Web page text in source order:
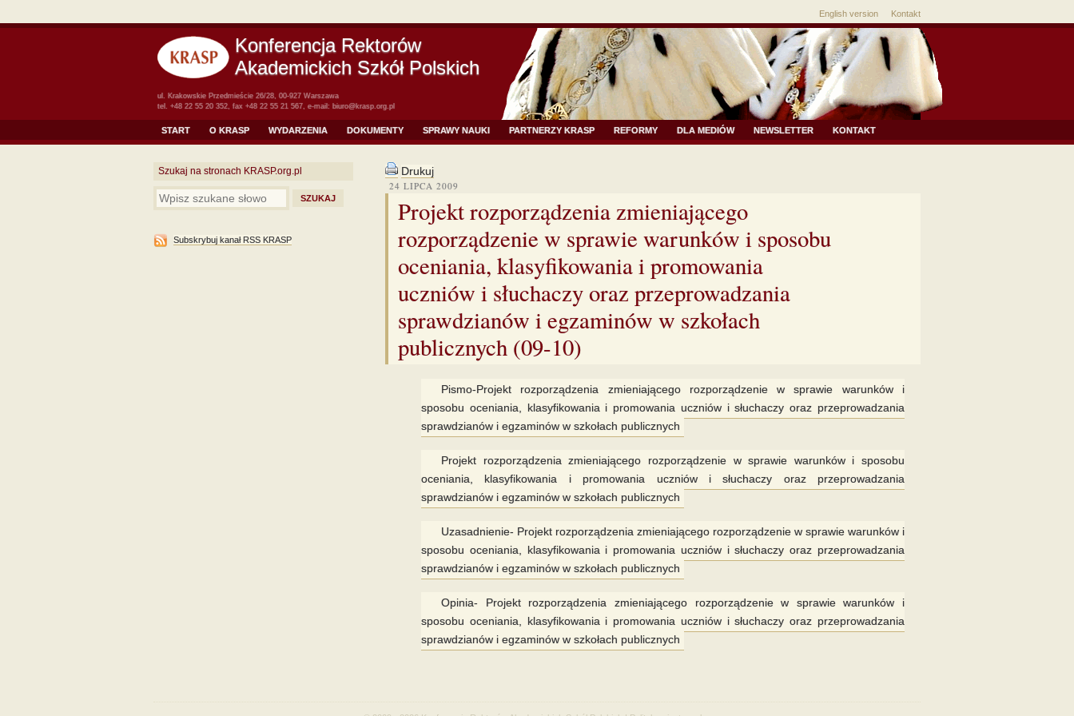
English version Kontakt
Konferencja Rektorów
Akademickich Szkół Polskich
ul. Krakowskie Przedmieście 26/28, 00-927 Warszawa
tel. +48 22 55 20 352, fax +48 22 55 21 567, e-mail: biuro@krasp.org.pl
START O KRASP WYDARZENIA DOKUMENTY SPRAWY NAUKI PARTNERZY KRASP REFORMY DLA MEDIÓW NEWSLETTER KONTAKT
Szukaj na stronach KRASP.org.pl
Subskrybuj kanał RSS KRASP
Drukuj
24 LIPCA 2009
Projekt rozporządzenia zmieniającego
rozporządzenie w sprawie warunków i sposobu
oceniania, klasyfikowania i promowania
uczniów i słuchaczy oraz przeprowadzania
sprawdzianów i egzaminów w szkołach
publicznych (09-10)
Pismo-Projekt rozporządzenia zmieniającego rozporządzenie w sprawie warunków i
sposobu oceniania, klasyfikowania i promowania uczniów i słuchaczy oraz przeprowadzania
sprawdzianów i egzaminów w szkołach publicznych
Projekt rozporządzenia zmieniającego rozporządzenie w sprawie warunków i sposobu
oceniania, klasyfikowania i promowania uczniów i słuchaczy oraz przeprowadzania
sprawdzianów i egzaminów w szkołach publicznych
Uzasadnienie- Projekt rozporządzenia zmieniającego rozporządzenie w sprawie warunków i
sposobu oceniania, klasyfikowania i promowania uczniów i słuchaczy oraz przeprowadzania
sprawdzianów i egzaminów w szkołach publicznych
Opinia- Projekt rozporządzenia zmieniającego rozporządzenie w sprawie warunków i
sposobu oceniania, klasyfikowania i promowania uczniów i słuchaczy oraz przeprowadzania
sprawdzianów i egzaminów w szkołach publicznych